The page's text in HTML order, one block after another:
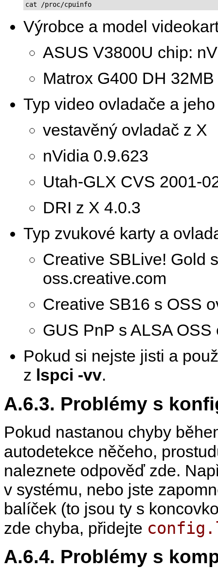
cat /proc/cpuinfo
Výrobce a model
ASUS V3800U chip:
Matrox G400 DH
Typ video ovladače a
vestavěný ovladač z X
nVidia 0.9.623
Utah-GLX CVS 2001-
DRI z X 4.0.3
Typ zvukové karty a
Creative SBLive! Gold
oss.creative.com
Creative SB16 s OSS
GUS PnP s ALSA OSS
Pokud si nejste jisti a
z lspci -vv.
A.6.3. Problémy s
Pokud nastanou chyby
autodetekce něčeho,
naleznete odpověď zde.
v systému, nebo jste
balíček (to jsou ty s
zde chyba, přidejte
A.6.4. Problémy s